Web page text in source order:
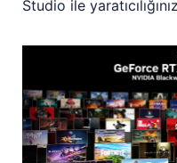
Studio ile